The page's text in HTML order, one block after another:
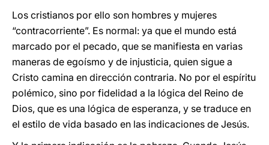
Los cristianos por ello son hombres y mujeres
“contracorriente”. Es normal: ya que el mundo está
marcado por el pecado, que se manifiesta en varias
maneras de egoísmo y de injusticia, quien sigue a
Cristo camina en dirección contraria. No por el espíritu
polémico, sino por fidelidad a la lógica del Reino de
Dios, que es una lógica de esperanza, y se traduce en
el estilo de vida basado en las indicaciones de Jesús.